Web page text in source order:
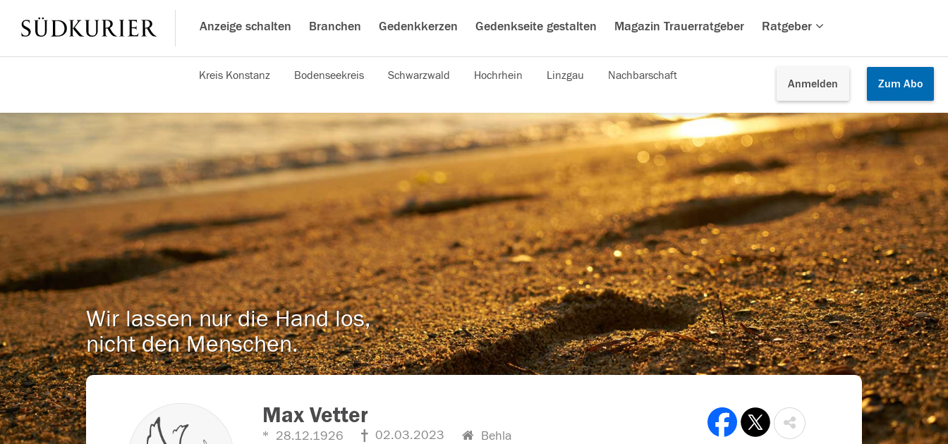
Anzeige schalten Branchen Gedenkkerzen Gedenkseite gestalten Magazin Trauerratgeber Ratgeber
Anmelden Zum Abo
Kreis Konstanz Bodenseekreis Schwarzwald Hochrhein Linzgau Nachbarschaft
Wir lassen nur die Hand los,
nicht den Menschen.
Max Vetter
28.12.1926 02.03.2023 Behla